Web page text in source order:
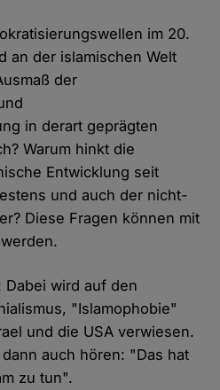
im 20.
an der islamischen Welt
der
in derart geprägten
Warum hinkt die
Entwicklung seit
und auch der nicht-
Diese Fragen können mit
Dabei wird auf den
"Islamophobie"
und die USA verwiesen.
auch hören: "Das hat
zu tun".